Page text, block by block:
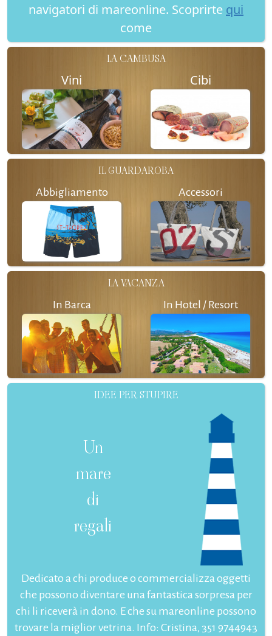
navigatori di mareonline. Scoprirte qui
come
LA CAMBUSA
Vini Cibi
IL GUARDAROBA
Abbigliamento Accessori
LA VACANZA
In Barca In Hotel / Resort
IDEE PER STUPIRE
Un
mare
di
regali
Dedicato a chi produce o commercializza oggetti
che possono diventare una fantastica sorpresa per
chi li riceverà in dono. E che su mareonline possono
trovare la miglior vetrina. Info: Cristina, 351 9744943